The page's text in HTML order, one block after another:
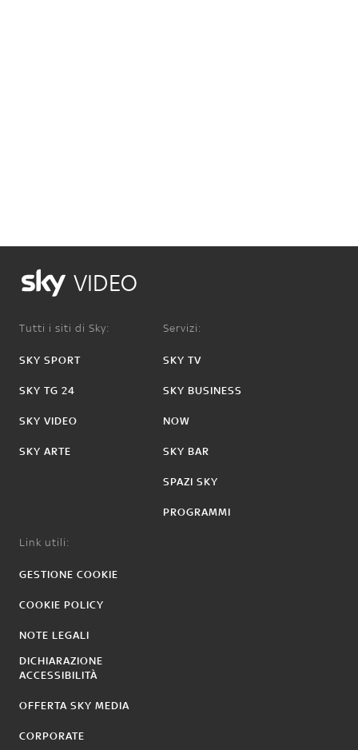
VIDEO
Tutti i siti di Sky:
SKY SPORT
SKY TG 24
SKY VIDEO
SKY ARTE
Servizi:
SKY TV
SKY BUSINESS
NOW
SKY BAR
SPAZI SKY
PROGRAMMI
Link utili:
GESTIONE COOKIE
COOKIE POLICY
NOTE LEGALI
DICHIARAZIONE
ACCESSIBILITÀ
OFFERTA SKY MEDIA
CORPORATE